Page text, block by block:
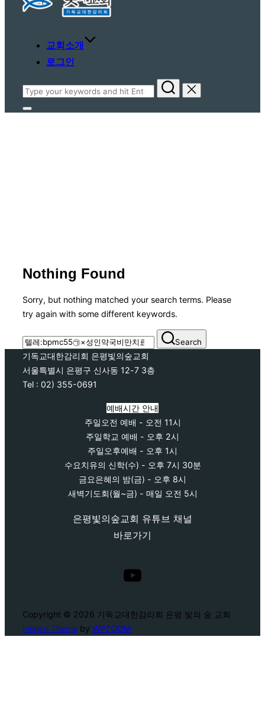
content
교회소개
로그인
Search
for:
Toggle
Nothing Found
Sorry, but nothing matched your search terms. Please
try again with some different keywords.
Search
for:
Search
기독교대한감리회 은평빛의숲교회
서울특별시 은평구 신사동 12-7 3층
Tel : 02) 355-0691
예배시간 안내
주일오전 예배 - 오전 11시
주일학교 예배 - 오후 2시
주일오후예배 - 오후 1시
수요치유의 신학(수) - 오후 7시 30분
금요은혜의 밤(금) - 오후 8시
새벽기도회(월~금) - 매일 오전 5시
은평빛의숲교회 유튜브 채널
바로가기
YouTube
Copyright © 2026 기독교대한감리회 은평 빛의 숲 교회
Inspiro Theme by WPZOOM